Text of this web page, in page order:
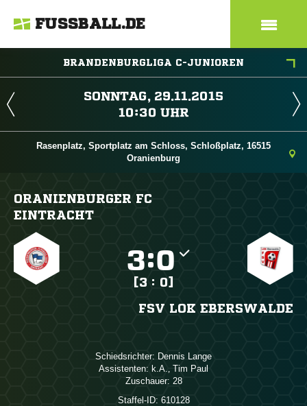
FUSSBALL.DE
BRANDENBURGLIGA C-JUNIOREN
 
 
Rasenplatz, Sportplatz am Schloss, Schloßplatz, 16515
Oranienburg
ORANIENBURGER FC
EINTRACHT
:
[3 : 0]
FSV LOK EBERSWALDE
Schiedsrichter:  
Assistenten: ,  
Zuschauer: 28
Staffel-ID: 610128